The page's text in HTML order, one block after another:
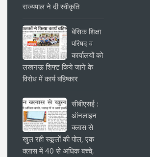
राज्यपाल ने दी स्वीकृति
बेसिक शिक्षा
परिषद व
कार्यालयों को
लखनऊ शिफ्ट किये जाने के
विरोध में कार्य बहिष्कार
सीबीएसई :
ऑनलाइन
क्लास से
खुल रही स्कूलों की पोल, एक
क्लास में 40 से अधिक बच्चे,